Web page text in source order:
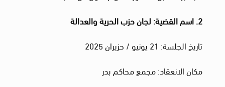
2. اسم القضية: لجان حزب الحرية والعدالة
تاريخ الجلسة: 21 يونيو / حزيران 2025
مكان الانعقاد: مجمع محاكم بدر